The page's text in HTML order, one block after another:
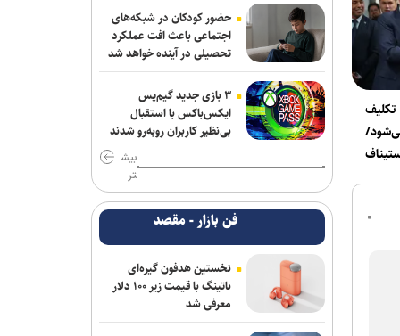
تکلیف
توافق دنیامالی و همتای آذربایجانی برای
گسترش همکاری‌های ورزش و جوانان ایران
و جمهوری آذربایجان
فولاد خوزستان در حال بررسی شرایط
رضاییان برای بازگشت به اهواز
سفر مربی جدید استقلال به ایران
پشت‌پرده بند فسخ قرارداد ۱۰۰ میلیونی
استقلال و رضاییان
موضع جدید نساجی درباره ایری و طاهری
پایان شایعات در مورد جدایی؛ بیفوما در
پرسپولیس ماندنی شد
حضور کودکان در شبکه‌های
اجتماعی باعث افت عملکرد
تحصیلی در آینده خواهد شد
۳ بازی جدید گیم‌پس
ایکس‌باکس با استقبال
بی‌نظیر کاربران روبه‌رو شدند
بیش
تر
فن بازار - مقصد
نخستین هدفون گیره‌ای
ناتینگ با قیمت زیر ۱۰۰ دلار
معرفی شد